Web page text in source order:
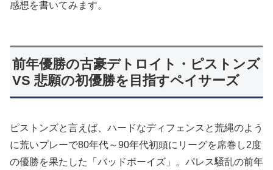
感想を書いてみます。
前年優勝の古豪デトロイト・ピストンズ
VS 悲願の初優勝を目指すペイサーズ
ピストンズと言えば、ハードなディフェンスと荒縄のよう
に荒いプレーで80年代～90年代初頭にリーグを席巻し2度
の優勝を果たした「バッドボーイズ」。パレス騒乱の前年